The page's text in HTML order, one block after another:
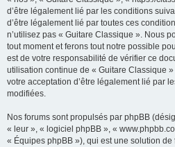
d’être légalement lié par les conditions
d’être légalement lié par toutes ces
n’utilisez pas « Guitare Classique ». Nous
tout moment et ferons tout notre possible
est de votre responsabilité de vérifier ce
utilisation continue de « Guitare Classique
votre acceptation d’être légalement lié par
modifiées.
Nos forums sont propulsés par phpBB
« leur », « logiciel phpBB », «
« Équipes phpBB »), qui est une solution